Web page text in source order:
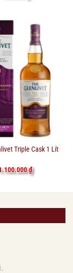
Triple Cask 1 Lít
₫